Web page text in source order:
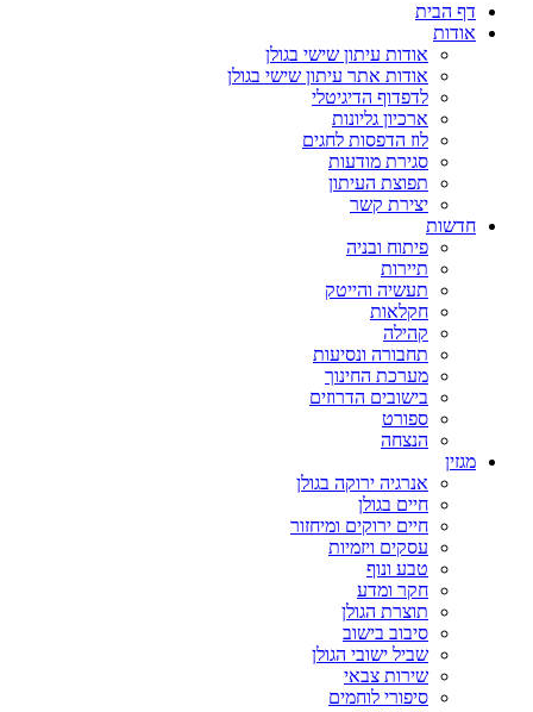
דף הבית
אודות
אודות עיתון שישי בגולן
אודות אתר עיתון שישי בגולן
לדפדוף הדיגיטלי
ארכיון גליונות
לוז הדפסות לחגים
סגירת מודעות
תפוצת העיתון
יצירת קשר
חדשות
פיתוח ובניה
תיירות
תעשיה והייטק
חקלאות
קהילה
תחבורה ונסיעות
מערכת החינוך
בישובים הדרוזים
ספורט
הנצחה
מגזין
אנרגיה ירוקה בגולן
חיים בגולן
חיים ירוקים ומיחזור
עסקים ויזמיות
טבע ונוף
חקר ומדע
תוצרת הגולן
סיבוב בישוב
שביל ישובי הגולן
שירות צבאי
סיפורי לוחמים